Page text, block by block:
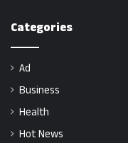
Categories
Ad
Business
Health
Hot News